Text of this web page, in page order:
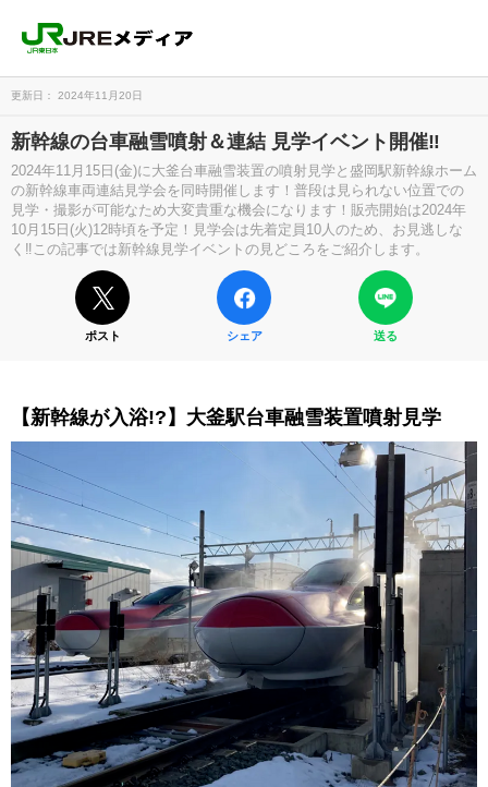
更新日： 2024年11月20日
新幹線の台車融雪噴射＆連結 見学イベント開催‼
2024年11月15日(金)に大釜台車融雪装置の噴射見学と盛岡駅新幹線ホーム
の新幹線車両連結見学会を同時開催します！普段は見られない位置での
見学・撮影が可能なため大変貴重な機会になります！販売開始は2024年
10月15日(火)12時頃を予定！見学会は先着定員10人のため、お見逃しな
く‼この記事では新幹線見学イベントの見どころをご紹介します。
ポスト シェア 送る
【新幹線が入浴!?】大釜駅台車融雪装置噴射見学